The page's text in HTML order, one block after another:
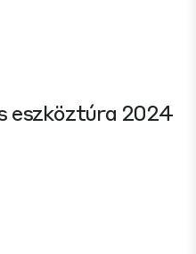
eszköztúra 2024